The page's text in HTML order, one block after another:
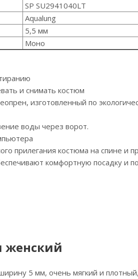
SP SU2941040LT
Aqualung
5,5 мм
Моно
и снимать костюм
изготовленный по
воды через ворот.
прилегания костюма на спине и
комфортную посадку и
женский
5 мм, очень мягкий и